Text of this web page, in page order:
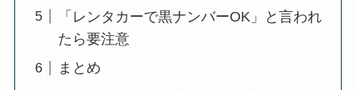
「レンタカーで黒ナンバーOK」と言われ
たら要注意
まとめ